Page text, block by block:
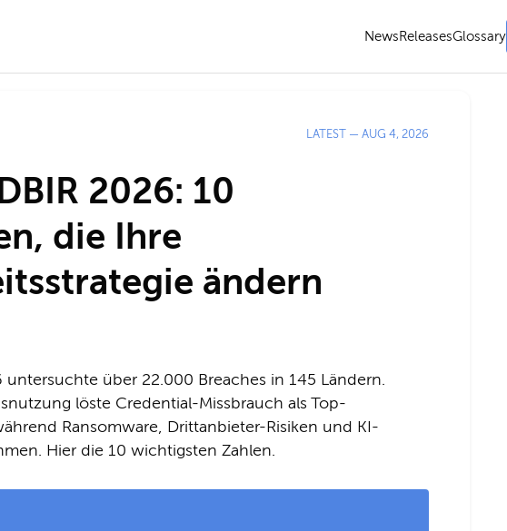
NewsReleasesGlossary
LATEST — AUG 4, 2026
2026: 10
die Ihre
ändern
untersuchte über 22.000 Breaches in 145 Ländern.
löste Credential-Missbrauch als Top-
Ransomware, Drittanbieter-Risiken und KI-
Hier die 10 wichtigsten Zahlen.